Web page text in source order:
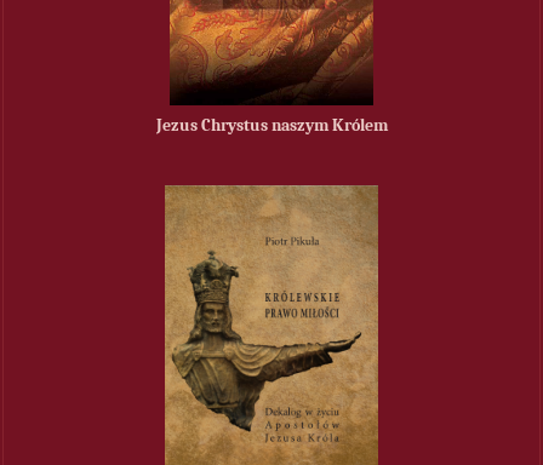
Jezus Chrystus naszym Królem